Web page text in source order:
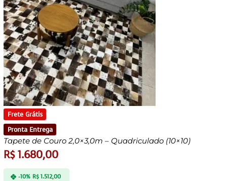
Frete Grátis
Pronta Entrega
Tapete de Couro 2,0×3,0m – Quadriculado (10×10)
R$1.680,00
-10% R$1.512,00